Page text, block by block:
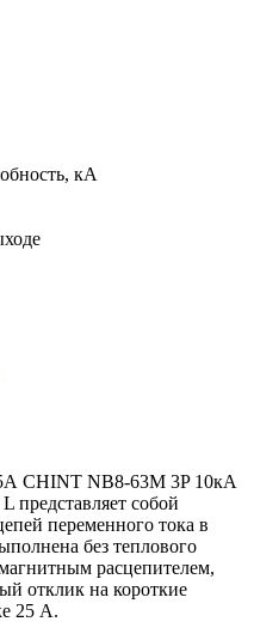
кА
CHINT NB8-63M 3P 10кА
представляет собой
переменного тока в
без теплового
расцепителем,
отклик на короткие
25 A.